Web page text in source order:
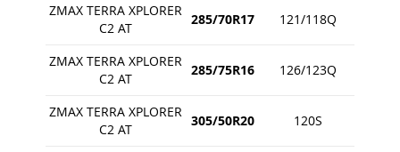
ZMAX TERRA XPLORER
C2 AT
285/70R17 121/118Q
ZMAX TERRA XPLORER
C2 AT
285/75R16 126/123Q
ZMAX TERRA XPLORER
C2 AT
305/50R20 120S